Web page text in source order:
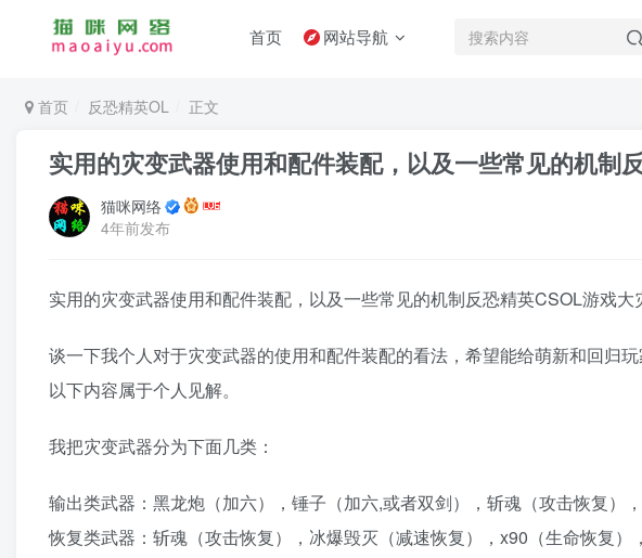
首页 网站导航
首页 反恐精英OL 正文
实用的灾变武器使用和配件装配，以及一些常见的机制
猫咪网络
4年前发布
实用的灾变武器使用和配件装配，以及一些常见的机制反恐精英CSOL游戏大
谈一下我个人对于灾变武器的使用和配件装配的看法，希望能给萌新和回归
以下内容属于个人见解。
我把灾变武器分为下面几类：
输出类武器：黑龙炮（加六），锤子（加六,或者双剑），斩魂（攻击恢复）
恢复类武器：斩魂（攻击恢复），冰爆毁灭（减速恢复），x90（生命恢复）